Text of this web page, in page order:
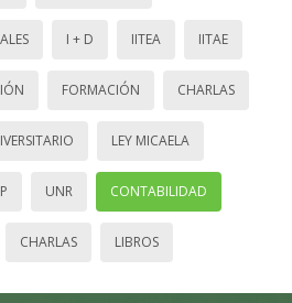
I + D IITEA IITAE
FORMACIÓN CHARLAS
LEY MICAELA
UNR CONTABILIDAD
CHARLAS LIBROS